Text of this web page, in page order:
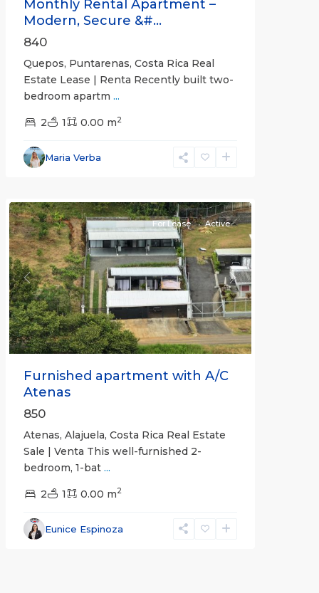
Monthly Rental Apartment –
Modern, Secure &#...
840
Quepos, Puntarenas, Costa Rica Real
Estate Lease | Renta Recently built two-
bedroom apartm ...
2 1 0.00 m2
Maria Verba
Alajuela
(Province)
Previous Next
For Lease Active
Furnished apartment with A/C
Atenas
850
Atenas, Alajuela, Costa Rica Real Estate
Sale | Venta This well-furnished 2-
bedroom, 1-bat ...
2 1 0.00 m2
Eunice Espinoza